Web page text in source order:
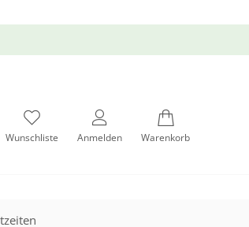
Wunschliste Anmelden Warenkorb